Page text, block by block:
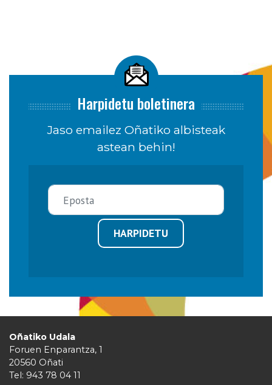
Harpidetu boletinera
Jaso emailez Oñatiko albisteak
astean behin!
HARPIDETU
Oñatiko Udala
Foruen Enparantza, 1
20560 Oñati
Tel: 943 78 04 11